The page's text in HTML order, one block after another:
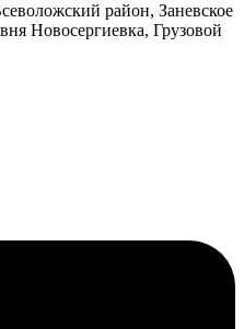
район, Заневское
Новосергиевка, Грузовой